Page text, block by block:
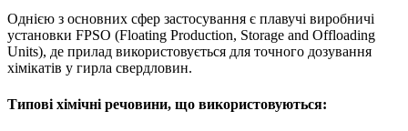
Однією з основних сфер застосування є плавучі виробничі
установки FPSO (Floating Production, Storage and Offloading
Units), де прилад використовується для точного дозування
хімікатів у гирла свердловин.
Типові хімічні речовини, що використовуються: